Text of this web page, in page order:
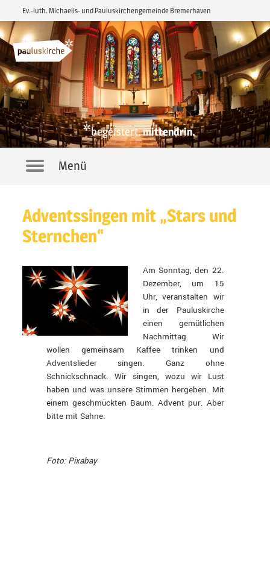
Ev.-luth. Michaelis- und Pauluskirchengemeinde Bremerhaven
*begeistert.mittendrin.
NavigationMenü
Adventssingen mit „Stars und
Sternchen“
Am Sonntag, den 22.
Dezember, um 15
Uhr, veranstalten wir
in der Pauluskirche
einen gemütlichen
Nachmittag. Wir
wollen gemeinsam Kaffee trinken und
Adventslieder singen. Ganz ohne
Schnickschnack. Wir singen, wozu wir Lust
haben und was unsere Stimmen hergeben. Mit
einem geschmückten Baum. Advent pur. Aber
bitte mit Sahne.
Foto: Pixabay